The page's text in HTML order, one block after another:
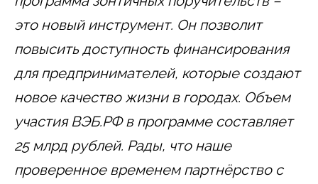
это новый инструмент. Он позволит
повысить доступность финансирования
для предпринимателей, которые создают
новое качество жизни в городах. Объем
участия ВЭБ.РФ в программе составляет
25 млрд рублей. Рады, что наше
проверенное временем партнёрство с